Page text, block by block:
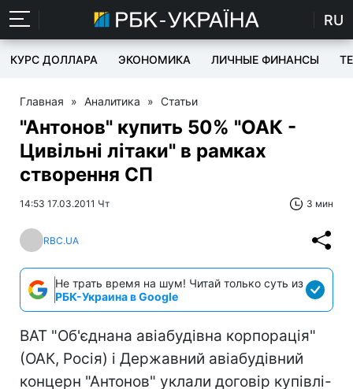
RU
КУРС ДОЛЛАРА ЭКОНОМИКА ЛИЧНЫЕ ФИНАНСЫ
Главная » Аналитика » Статьи
"Антонов" купить 50% "ОАК -
Цивільні літаки" в рамках
створення СП
14:53 17.03.2011 Чт 3 мин
RBC.UA
Не трать время на шум! Читай только суть из
РБК-Украина в Google
ВАТ "Об'єднана авіабудівна корпорація"
(ОАК, Росія) і Державний авіабудівний
концерн "Антонов" уклали договір купівлі-